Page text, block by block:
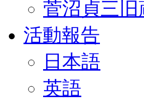
菅沼貞三旧
活動報告
日本語
英語